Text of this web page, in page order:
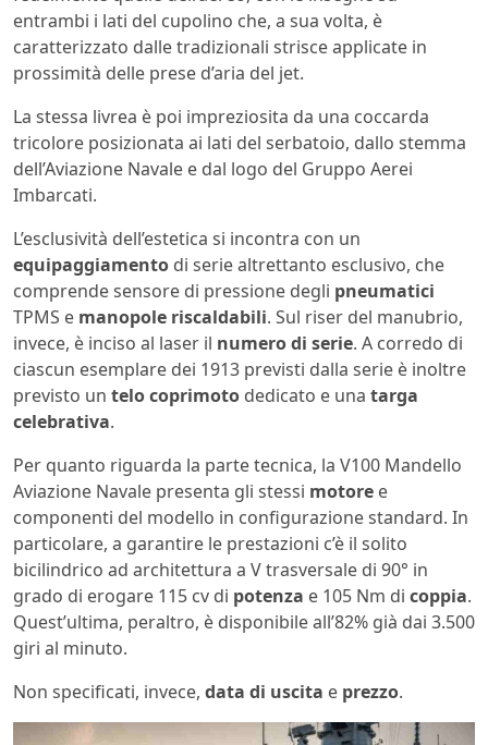
entrambi i lati del cupolino che, a sua volta, è
caratterizzato dalle tradizionali strisce applicate in
prossimità delle prese d’aria del jet.
La stessa livrea è poi impreziosita da una coccarda
tricolore posizionata ai lati del serbatoio, dallo stemma
dell’Aviazione Navale e dal logo del Gruppo Aerei
Imbarcati.
L’esclusività dell’estetica si incontra con un
equipaggiamento di serie altrettanto esclusivo, che
comprende sensore di pressione degli pneumatici
TPMS e manopole riscaldabili. Sul riser del manubrio,
invece, è inciso al laser il numero di serie. A corredo di
ciascun esemplare dei 1913 previsti dalla serie è inoltre
previsto un telo coprimoto dedicato e una targa
celebrativa.
Per quanto riguarda la parte tecnica, la V100 Mandello
Aviazione Navale presenta gli stessi motore e
componenti del modello in configurazione standard. In
particolare, a garantire le prestazioni c’è il solito
bicilindrico ad architettura a V trasversale di 90° in
grado di erogare 115 cv di potenza e 105 Nm di coppia.
Quest’ultima, peraltro, è disponibile all’82% già dai 3.500
giri al minuto.
Non specificati, invece, data di uscita e prezzo.